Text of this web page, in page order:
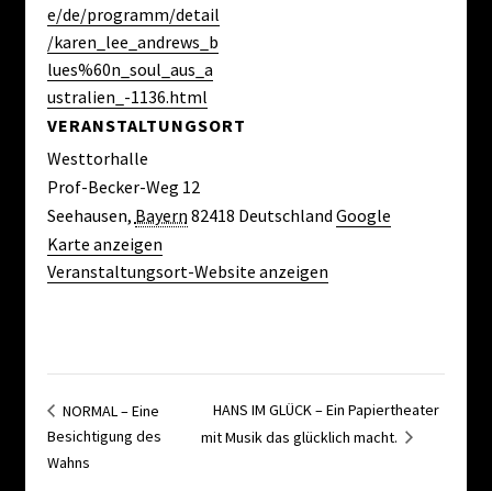
e/de/programm/detail
/karen_lee_andrews_b
lues%60n_soul_aus_a
ustralien_-1136.html
VERANSTALTUNGSORT
Westtorhalle
Prof-Becker-Weg 12
Seehausen, Bayern 82418 Deutschland Google
Karte anzeigen
Veranstaltungsort-Website anzeigen
NORMAL – Eine
Besichtigung des
Wahns
HANS IM GLÜCK – Ein Papiertheater
mit Musik das glücklich macht.